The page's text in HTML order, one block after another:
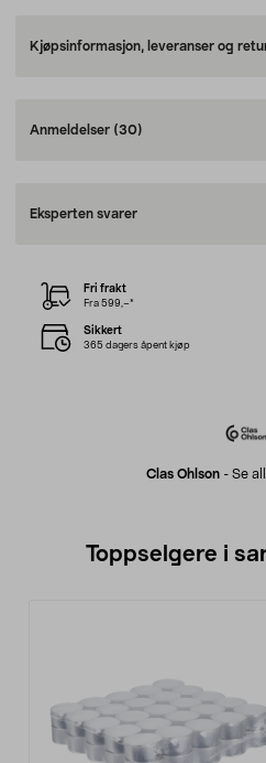
Kjøpsinformasjon, leveranser og
Anmeldelser (30)
Eksperten svarer
Clas Ohlson- Se
Fri frakt
Fra 599,–*
Sikkert
365 dagers åpent kjøp
Toppselgere i